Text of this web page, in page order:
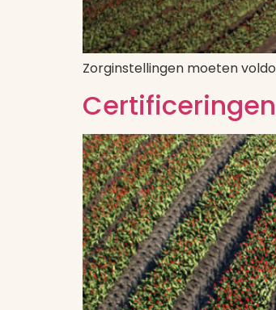
Zorginstellingen moeten